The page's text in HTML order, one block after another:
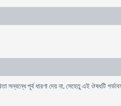
সন্বন্ধে পূর্ব ধারণা দেয় না, সেহেতু এই ঔষধটি